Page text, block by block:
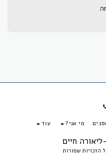
חיים
מי אני? עוד